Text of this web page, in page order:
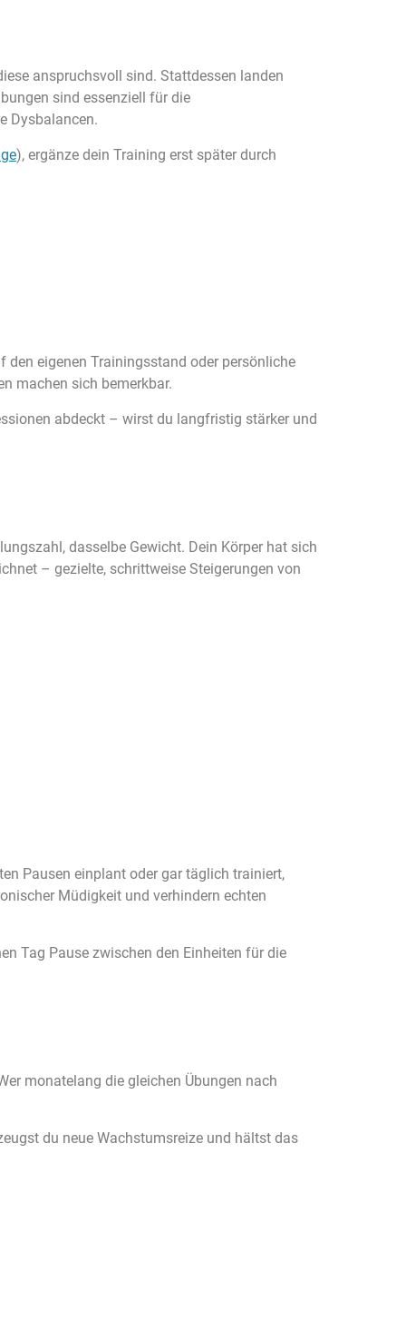
anspruchsvoll sind. Stattdessen landen
sind essenziell für die
Dysbalancen.
), ergänze dein Training erst später durch
den eigenen Trainingsstand oder persönliche
machen sich bemerkbar.
abdeckt – wirst du langfristig stärker und
dasselbe Gewicht. Dein Körper hat sich
– gezielte, schrittweise Steigerungen von
Pausen einplant oder gar täglich trainiert,
Müdigkeit und verhindern echten
Tag Pause zwischen den Einheiten für die
monatelang die gleichen Übungen nach
du neue Wachstumsreize und hältst das